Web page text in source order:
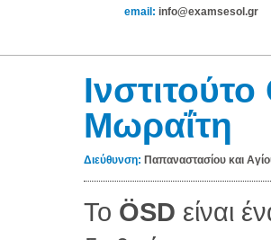
email: info@examsesol.gr
Μωραΐτη
Διεύθυνση: Παπαναστασίου και
Το ÖSD είναι